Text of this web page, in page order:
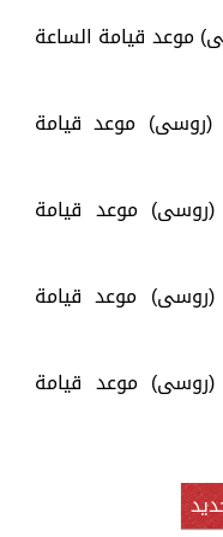
(روسى) موعد قيامة الساعة
اسوان (روسى) موعد قيامة
الاقصر (روسى) موعد قيامة
اسيوط (روسى) موعد قيامة
اسوان (روسى) موعد قيامة